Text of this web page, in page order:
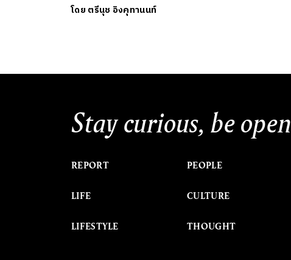
โดย ตรีนุช อิงคุทานนท์
Stay curious, be open
REPORT
LIFE
LIFESTYLE
PEOPLE
CULTURE
THOUGHT